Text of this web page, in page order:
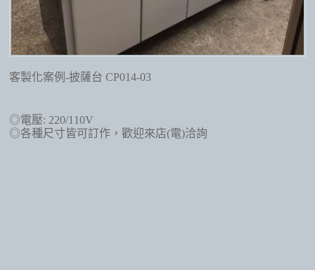
客製化案例-披薩台 CP014-03
◎電壓: 220/110V
◎各種尺寸皆可訂作，歡迎來店(電)洽詢